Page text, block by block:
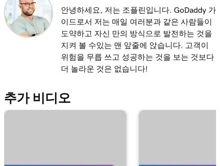
레슨 11(총 37)
Mac 용 Apple Mail에 내 Microsoft 365 이메일 추
가
53s
레슨 12(총 37)
Windows에서 Outlook에 내 Microsoft 365 이
레슨 13(총 37)
iPhone에서 Apple Mail에 내 Microsoft 365 이
안녕하세요, 저는 조플린입니다. GoDaddy 가
이드로서 저는 매일 여러분과 같은 사람들이
도약하고 자신 만의 방식으로 발전하는 것을
지켜 볼 수있는 맨 앞줄에 앉습니다. 고객이
위험을 무릅 쓰고 성공하는 것을 보는 것보다
더 놀라운 것은 없습니다!
추가 비디오